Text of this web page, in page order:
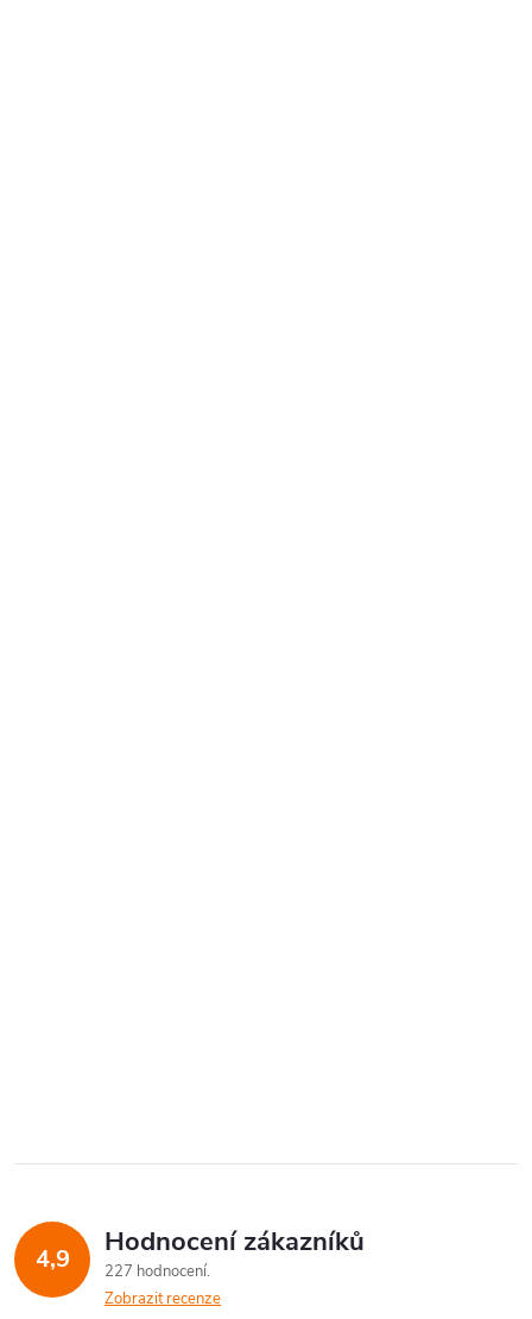
4,9 Hodnocení zákazníků
227 hodnocení
Zobrazit recenze